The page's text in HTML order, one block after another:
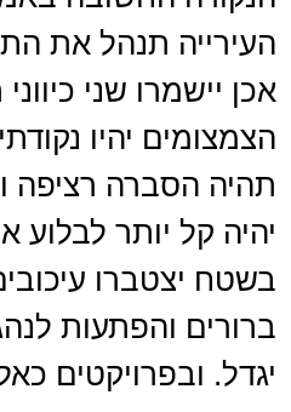
העירייה תנהל את
אכן יישמרו שני
הצמצומים יהיו
תהיה הסברה רציפה
יהיה קל יותר לבלוע
בשטח יצטברו
ברורים והפתעות
יגדל. ובפרויקטים